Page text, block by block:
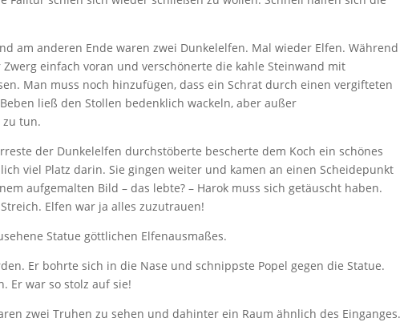
am anderen Ende waren zwei Dunkelelfen. Mal wieder Elfen. Während
einfach voran und verschönerte die kahle Steinwand mit
Man muss noch hinzufügen, dass ein Schrat durch einen vergifteten
ließ den Stollen bedenklich wackeln, aber außer
zu tun.
der Dunkelelfen durchstöberte bescherte dem Koch ein schönes
viel Platz darin. Sie gingen weiter und kamen an einen Scheidepunkt
aufgemalten Bild – das lebte? – Harok muss sich getäuscht haben.
Elfen war ja alles zuzutrauen!
Statue göttlichen Elfenausmaßes.
Er bohrte sich in die Nase und schnippste Popel gegen die Statue.
Er war so stolz auf sie!
zwei Truhen zu sehen und dahinter ein Raum ähnlich des Einganges.